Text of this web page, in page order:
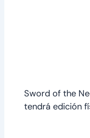
Sword of the
tendrá edición